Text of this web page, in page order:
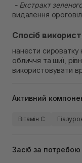
- Екстракт
видалення
Спосіб
нанести
обличчя та шиї,
використовувати
Активний
Вітамін C
Засіб за потребою